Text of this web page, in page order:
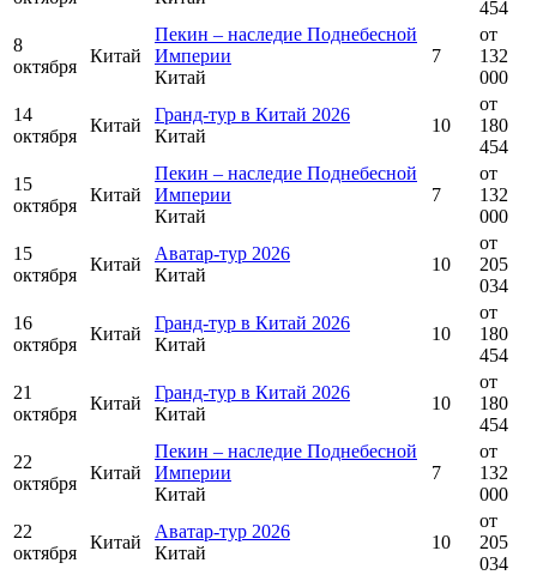
454
8
октября
Китай
Пекин – наследие Поднебесной
Империи
Китай
7
от
132
000
14
октября
Китай
Гранд-тур в Китай 2026
Китай
10
от
180
454
15
октября
Китай
Пекин – наследие Поднебесной
Империи
Китай
7
от
132
000
15
октября
Китай
Аватар-тур 2026
Китай
10
от
205
034
16
октября
Китай
Гранд-тур в Китай 2026
Китай
10
от
180
454
21
октября
Китай
Гранд-тур в Китай 2026
Китай
10
от
180
454
22
октября
Китай
Пекин – наследие Поднебесной
Империи
Китай
7
от
132
000
22
октября
Китай
Аватар-тур 2026
Китай
10
от
205
034